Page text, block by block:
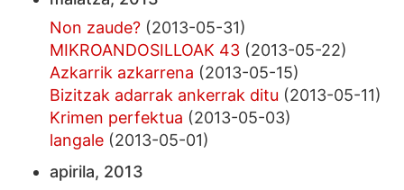
Non zaude? (2013-05-31)
MIKROANDOSILLOAK 43 (2013-05-22)
Azkarrik azkarrena (2013-05-15)
Bizitzak adarrak ankerrak ditu (2013-05-11)
Krimen perfektua (2013-05-03)
langale (2013-05-01)
apirila, 2013